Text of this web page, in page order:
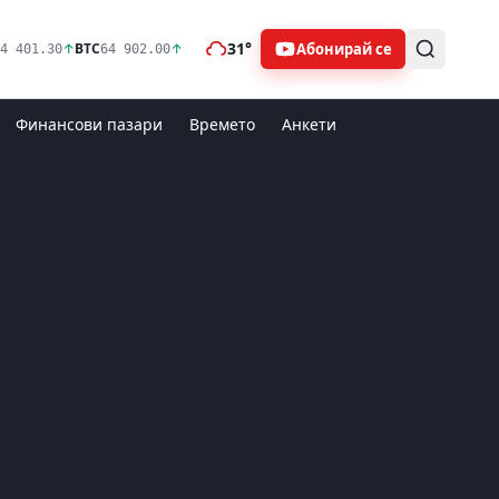
4 401.30↑BTC64 902.00↑ 31° Абонирай се
Финансови пазари Времето Анкети